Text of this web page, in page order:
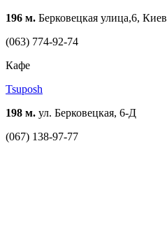
196 м. Берковецкая улица,6, Киев
(063) 774-92-74
Кафе
Tsuposh
198 м. ул. Берковецкая, 6-Д
(067) 138-97-77